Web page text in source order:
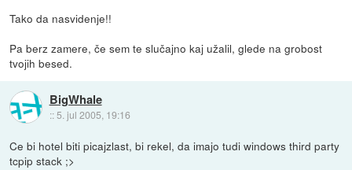
Tako da nasvidenje!!
Pa berz zamere, če sem te slučajno kaj užalil, glede na grobost
tvojih besed.
BigWhale
:: 5. jul 2005, 19:16
Ce bi hotel biti picajzlast, bi rekel, da imajo tudi windows third party
tcpip stack ;>